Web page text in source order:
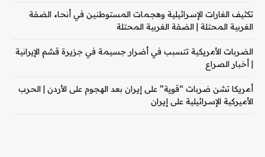
تكثيف الغارات الإسرائيلية وهجمات المستوطنين في أنحاء الضفة
الغربية المحتلة | الضفة الغربية المحتلة
الضربات الأمريكية تتسبب في أضرار جسيمة في جزيرة قشم الإيرانية
| أخبار الصراع
أمريكا تشن ضربات “قوية” على إيران بعد الهجوم على الأردن | الحرب
الأميركية الإسرائيلية على إيران